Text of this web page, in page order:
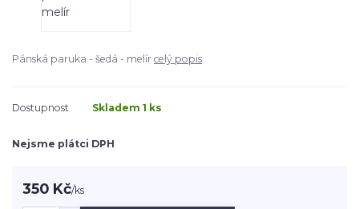
Pánská paruka - šedá - melír celý popis
Dostupnost Skladem 1 ks
Nejsme plátci DPH
350 Kč/ks